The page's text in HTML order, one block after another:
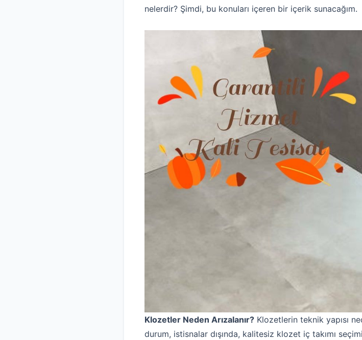
Robotla
Su Kaçağı
Profesyonel
Uzmana
nelerdir? Şimdi, bu konuları içeren bir içerik sunacağım.
Klozetler Neden Arızalanır? Klozetlerin teknik yapısı
durum, istisnalar dışında, kalitesiz klozet iç takımı